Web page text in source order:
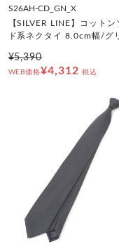
S26AH-CD_GN_X
【SILVER LINE】コットン
ド系ネクタイ 8.0cm幅/グ
¥5,390
WEB価格¥4,312 税込